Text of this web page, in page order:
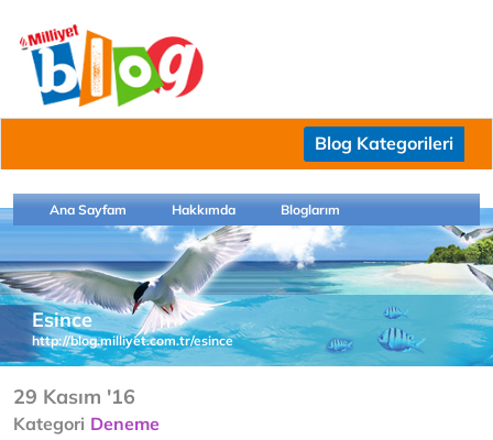
Blog Kategorileri
Ana Sayfam Hakkımda Bloglarım
Esince
http://blog.milliyet.com.tr/esince
29 Kasım '16
Kategori Deneme